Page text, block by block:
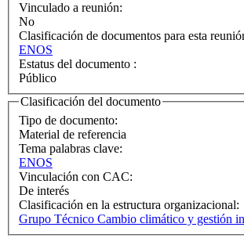
Vinculado a reunión:
No
Clasificación de documentos para esta
ENOS
Estatus del documento :
Público
Clasificación del documento
Tipo de documento:
Material de referencia
Tema palabras clave:
ENOS
Vinculación con CAC:
De interés
Clasificación en la estructura organizacional:
Grupo Técnico Cambio climático y gestión